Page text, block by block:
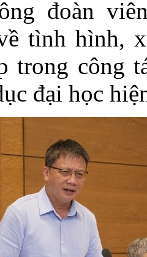
đoàn
tình hình,
trong công
đại học